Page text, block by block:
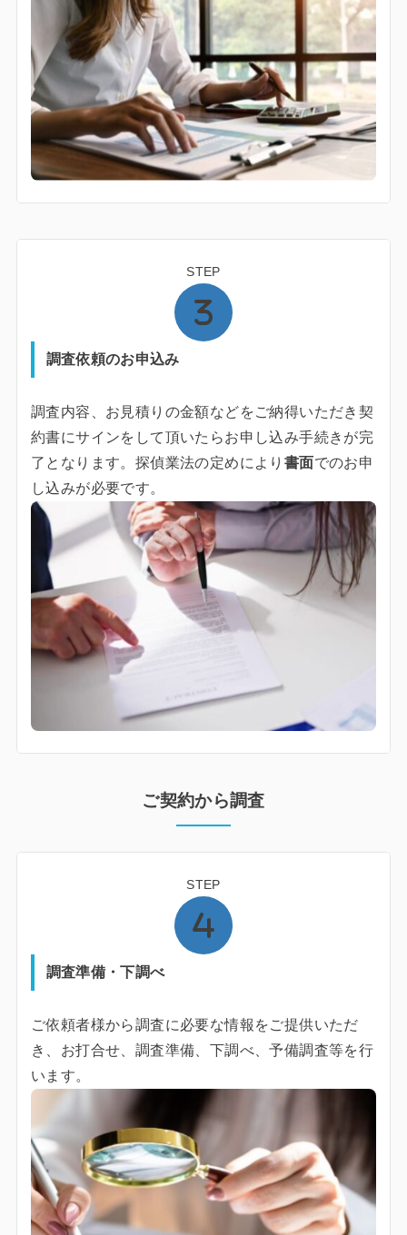
STEP
調査依頼のお申込み
調査内容、お見積りの金額などをご納得いただき契
約書にサインをして頂いたらお申し込み手続きが完
了となります。探偵業法の定めにより 書面でのお申
し込みが必要です。
ご契約から調査
STEP
調査準備・下調べ
ご依頼者様から調査に必要な情報をご提供いただ
き、お打合せ、調査準備、下調べ、予備調査等を行
います。